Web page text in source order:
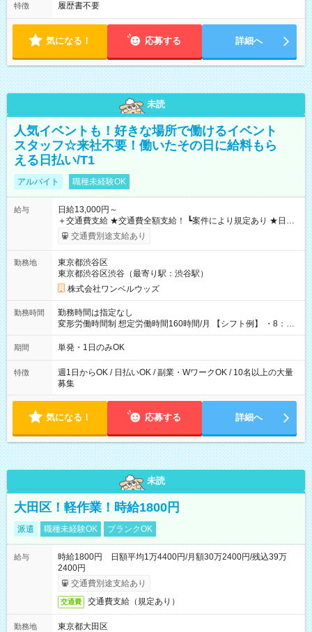
特徴 履歴書不要
気になる！ 応募する 詳細へ
未読
人気イベントも！好きな場所で働けるイベント
スタッフ☆来社不要！働いたその日に給料もら
える日払い/T1
アルバイト 職種未経験OK
給与
日給13,000円～
＋交通費支給 ★交通費全額支給！ ┗案件により規定あり ★日払
いOK！（規定あり） ┗働いたその日に現金GET♪ お仕事後はコ
ンビニATMから 日払い分を引き落とせます！ 【試用期間】試
交通費別途支給あり
勤務地
東京都渋谷区
東京都渋谷区渋谷（最寄り駅：渋谷駅）
株式会社ワンベルウッズ
勤務時間
勤務時間は指定なし
変形労働時間制 想定労働時間160時間/月 【シフト例】 ・8：00
～21：00
期間 単発・1日のみOK
特徴
週1日からOK / 日払いOK / 副業・WワークOK / 10名以上の大量
募集
気になる！ 応募する 詳細へ
未読
大田区！軽作業！時給1800円
派遣 職種未経験OK ブランクOK
給与
時給1800円 日額平均1万4400円/月額30万2400円/残込39万
2400円
交通費別途支給あり
交通費 交通費支給（規定あり）
勤務地
東京都大田区